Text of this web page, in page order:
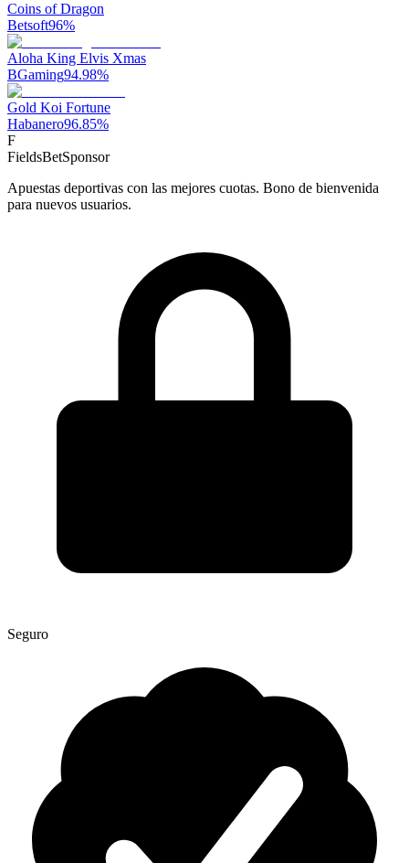
Coins of Dragon
Betsoft96%
Aloha King Elvis Xmas
BGaming94.98%
Gold Koi Fortune
Habanero96.85%
F
FieldsBetSponsor
Apuestas deportivas con las mejores cuotas. Bono de bienvenida
para nuevos usuarios.
Seguro